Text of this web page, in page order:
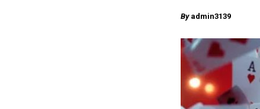
By admin3139